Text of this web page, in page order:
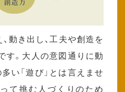
、動き出し、工夫や創造を
す。大人の意図通りに動
い「遊び」とは言えませ
て挑む人づくりのため